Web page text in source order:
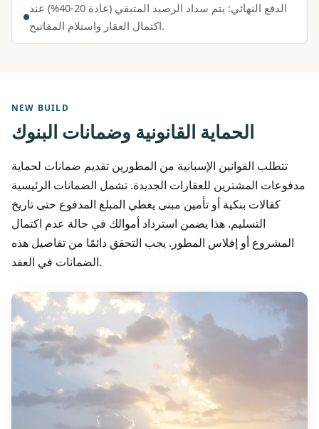
الدفع النهائي: يتم سداد الرصيد المتبقي (عادة 20-40%) عند
اكتمال العقار واستلام المفاتيح.
NEW BUILD
الحماية القانونية وضمانات البنوك
تتطلب القوانين الإسبانية من المطورين تقديم ضمانات لحماية
مدفوعات المشترين للعقارات الجديدة. تشمل الضمانات الرئيسية
كفالات بنكية أو تأمين مبنى يغطي المبلغ المدفوع حتى تاريخ
التسليم. هذا يضمن استرداد أموالك في حالة عدم اكتمال
المشروع أو إفلاس المطور. يجب التحقق دائمًا من تفاصيل هذه
الضمانات في العقد.